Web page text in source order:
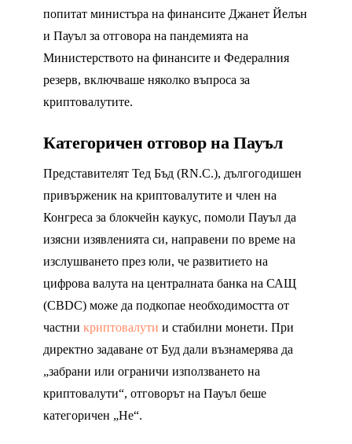
попитат министъра на финансите Джанет Йелън
и Пауъл за отговора на пандемията на
Министерството на финансите и Федералния
резерв, включваше няколко въпроса за
криптовалутите.
Категоричен отговор на Пауъл
Представителят Тед Бъд (RN.C.), дългогодишен
привърженик на криптовалутите и член на
Конгреса за блокчейн каукус, помоли Пауъл да
изясни изявленията си, направени по време на
изслушването през юли, че развитието на
цифрова валута на централната банка на САЩ
(CBDC) може да подкопае необходимостта от
частни криптовалути и стабилни монети. При
директно задаване от Буд дали възнамерява да
„забрани или ограничи използването на
криптовалути“, отговорът на Пауъл беше
категоричен „Не“.